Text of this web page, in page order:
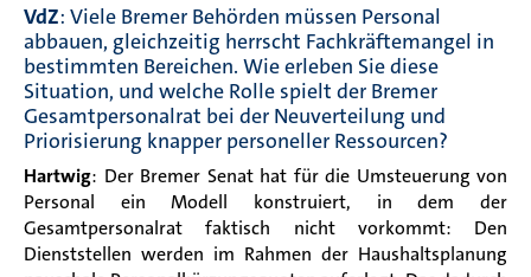
VdZ: Viele Bremer Behörden müssen Personal
abbauen, gleichzeitig herrscht Fachkräftemangel in
bestimmten Bereichen. Wie erleben Sie diese
Situation, und welche Rolle spielt der Bremer
Gesamtpersonalrat bei der Neuverteilung und
Priorisierung knapper personeller Ressourcen?
Hartwig: Der Bremer Senat hat für die Umsteuerung von
Personal ein Modell konstruiert, in dem der
Gesamtpersonalrat faktisch nicht vorkommt: Den
Dienststellen werden im Rahmen der Haushaltsplanung